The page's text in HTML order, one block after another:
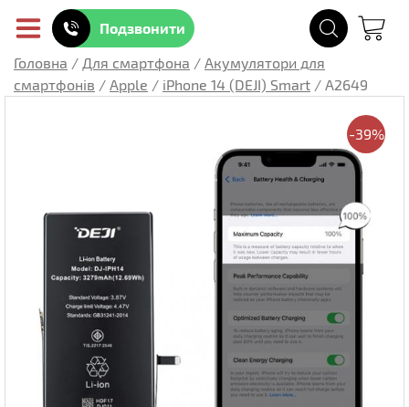
Подзвонити
Головна / Для смартфона / Акумулятори для
смартфонів / Apple / iPhone 14 (DEJI) Smart / A2649
-39%